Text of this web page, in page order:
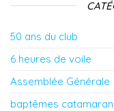
50 ans du club
6 heures de voile
Assemblée Générale
baptêmes